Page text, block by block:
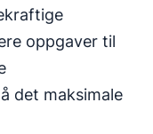
oppgaver til
det maksimale